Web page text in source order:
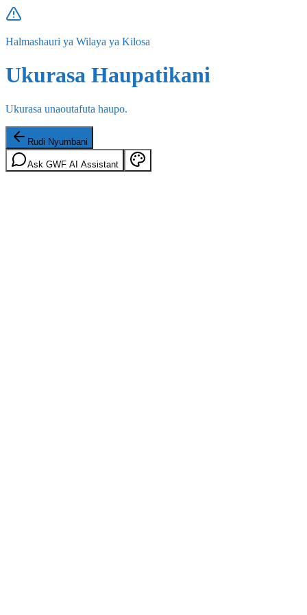
Halmashauri ya Wilaya ya Kilosa
Ukurasa Haupatikani
Ukurasa unaoutafuta haupo.
Rudi Nyumbani
Ask GWF AI Assistant